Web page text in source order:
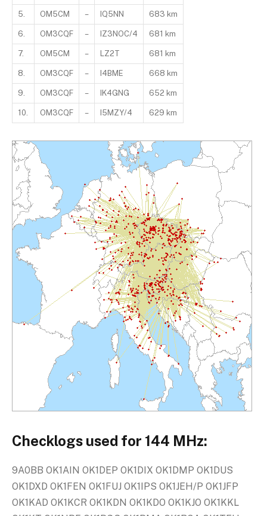
5. OM5CM – IQ5NN 683 km
6. OM3CQF – IZ3NOC/4 681 km
7. OM5CM – LZ2T 681 km
8. OM3CQF – I4BME 668 km
9. OM3CQF – IK4GNG 652 km
10. OM3CQF – I5MZY/4 629 km
Checklogs used for 144 MHz:
9A0BB OK1AIN OK1DEP OK1DIX OK1DMP OK1DUS
OK1DXD OK1FEN OK1FUJ OK1IPS OK1JEH/P OK1JFP
OK1KAD OK1KCR OK1KDN OK1KDO OK1KJO OK1KKL